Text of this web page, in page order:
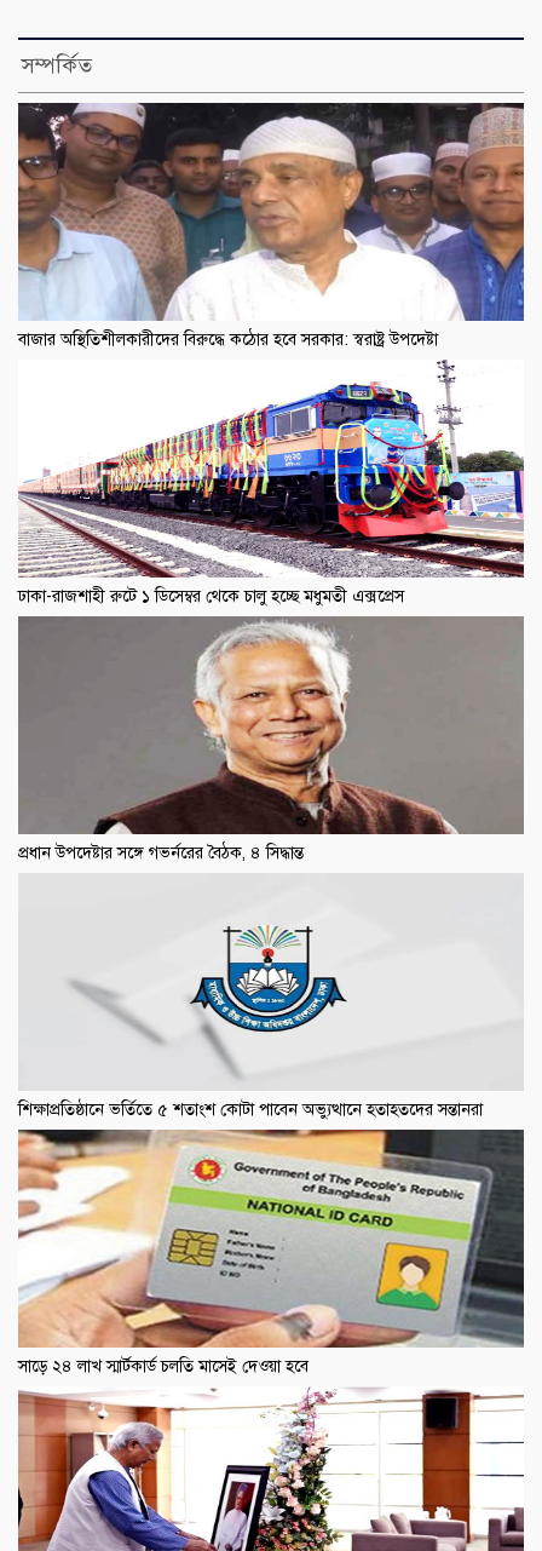
সম্পর্কিত
বাজার অস্থিতিশীলকারীদের বিরুদ্ধে কঠোর হবে সরকার: স্বরাষ্ট্র উপদেষ্টা
ঢাকা-রাজশাহী রুটে ১ ডিসেম্বর থেকে চালু হচ্ছে মধুমতী এক্সপ্রেস
প্রধান উপদেষ্টার সঙ্গে গভর্নরের বৈঠক, ৪ সিদ্ধান্ত
শিক্ষাপ্রতিষ্ঠানে ভর্তিতে ৫ শতাংশ কোটা পাবেন অভ্যুত্থানে হতাহতদের সন্তানরা
সাড়ে ২৪ লাখ স্মার্টকার্ড চলতি মাসেই দেওয়া হবে